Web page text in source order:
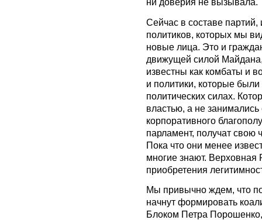
Сейчас в составе
политиков, которых мы
новые лица. Это и
движущей силой
известны как комбаты и
и политики, которые
политических силах.
властью, а не занимались
корпоративного
парламент, получат свою
Пока что они менее
многие знают. Верховная
приобретения
Мы привычно ждем, что
начнут формировать
Блоком Петра